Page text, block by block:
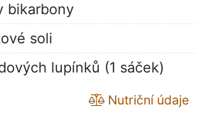
bikarbony
soli
lupínků (1 sáček)
Nutriční údaje